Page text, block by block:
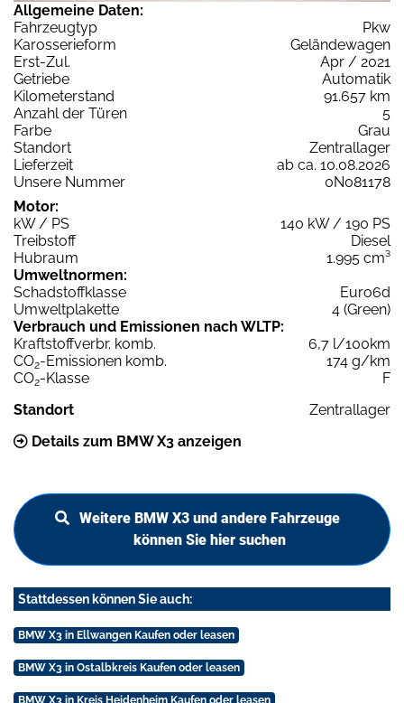
Allgemeine Daten:
Fahrzeugtyp
Pkw
Karosserieform
Geländewagen
Erst-Zul.
Apr / 2021
Getriebe
Automatik
Kilometerstand
91.657 km
Anzahl der Türen
5
Farbe
Grau
Standort
Zentrallager
Lieferzeit
ab ca. 10.08.2026
Unsere Nummer
0N081178
Motor:
kW / PS
140 kW / 190 PS
Treibstoff
Diesel
Hubraum
1.995 cm³
Umweltnormen:
Schadstoffklasse
Euro6d
Umweltplakette
4 (Green)
Verbrauch und Emissionen nach WLTP:
Kraftstoffverbr. komb.
6,7 l/100km
CO2-Emissionen komb.
174 g/km
CO2-Klasse
F
Standort
Zentrallager
Details zum BMW X3 anzeigen
Weitere BMW X3 und andere Fahrzeuge
können Sie hier suchen
Stattdessen können Sie auch:
BMW X3 in Ellwangen Kaufen oder leasen
BMW X3 in Ostalbkreis Kaufen oder leasen
BMW X3 in Kreis Heidenheim Kaufen oder leasen